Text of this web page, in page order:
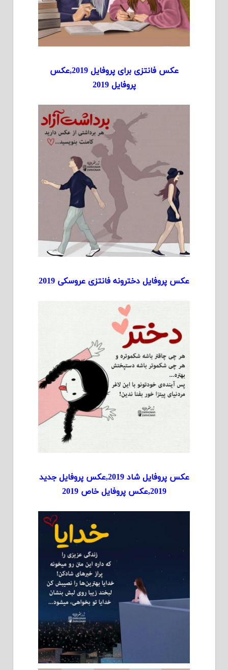
عکس فانتزی برای پروفایل 2019,عکس
پروفایل 2019
عکس پروفایل دخترونه فانتزی عروسکی 2019
عکس پروفایل شاد 2019,عکس پروفایل جدید
2019,عکس پروفایل خاص 2019